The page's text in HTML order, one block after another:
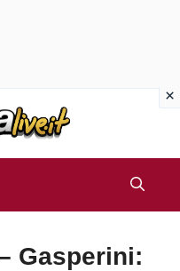
Gasperini: